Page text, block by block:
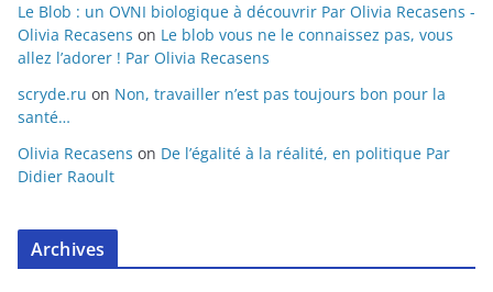
Le Blob : un OVNI biologique à découvrir Par Olivia Recasens -
Olivia Recasens on Le blob vous ne le connaissez pas, vous
allez l’adorer ! Par Olivia Recasens
scryde.ru on Non, travailler n’est pas toujours bon pour la
santé…
Olivia Recasens on De l’égalité à la réalité, en politique Par
Didier Raoult
Archives